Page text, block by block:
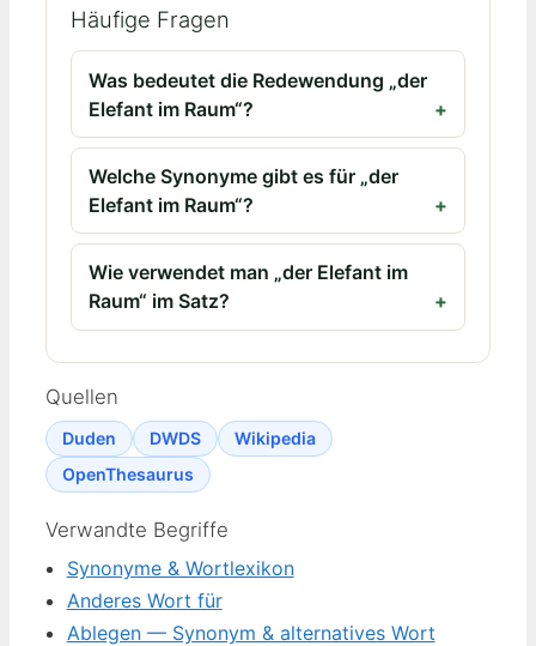
Häufige Fragen
Was bedeutet die Redewendung „der
Elefant im Raum“?
Welche Synonyme gibt es für „der
Elefant im Raum“?
Wie verwendet man „der Elefant im
Raum“ im Satz?
Quellen
Duden DWDS
Wikipedia
OpenThesaurus
Verwandte Begriffe
Synonyme & Wortlexikon
Anderes Wort für
Ablegen — Synonym & alternatives Wort